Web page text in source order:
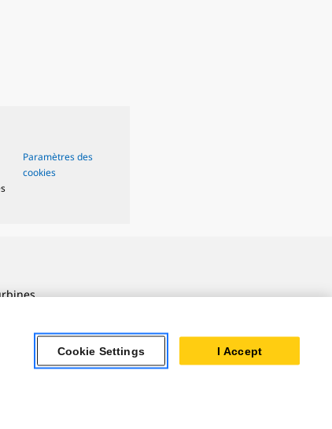
Paramètres des
cookies
Gas
Cookie Settings I Accept